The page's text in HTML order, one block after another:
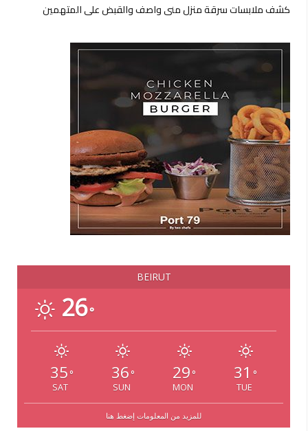
كشف ملابسات سرقة منزل منى واصف والقبض على المتهمين
BEIRUT
26°
35 °
SAT
36 °
SUN
29 °
MON
31 °
TUE
للمزيد من المعلومات إضغط هنا